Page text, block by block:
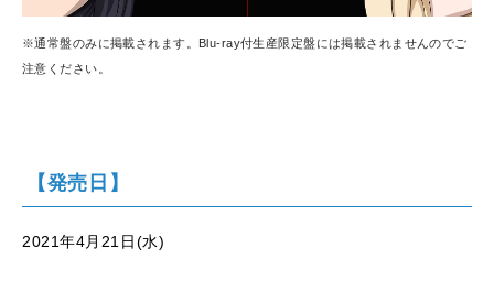
※通常盤のみに掲載されます。Blu-ray付生産限定盤には掲載されませんのでご
注意ください。
【発売日】
2021年4月21日(水)